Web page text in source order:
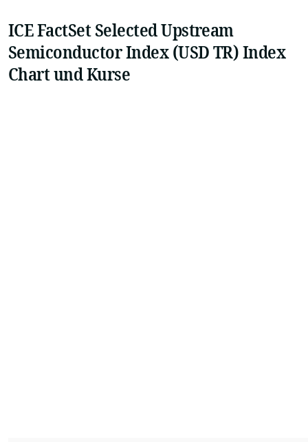
ICE FactSet Selected Upstream
Semiconductor Index (USD TR) Index
Chart und Kurse